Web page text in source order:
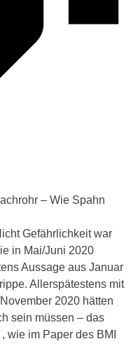
– Wie Spahn
Gefährlichkeit war
in Mai/Juni 2020
Aussage aus Januar
Allerspätestens mit
2020 hätten
sein müssen – das
wie im Paper des BMI